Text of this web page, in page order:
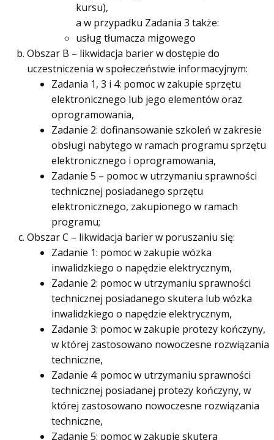
kursu),
a w przypadku Zadania 3 także:
usług tłumacza migowego
Obszar B – likwidacja barier w dostępie do
uczestniczenia w społeczeństwie informacyjnym:
Zadania 1, 3 i 4: pomoc w zakupie sprzętu
elektronicznego lub jego elementów oraz
oprogramowania,
Zadanie 2: dofinansowanie szkoleń w zakresie
obsługi nabytego w ramach programu sprzętu
elektronicznego i oprogramowania,
Zadanie 5 – pomoc w utrzymaniu sprawności
technicznej posiadanego sprzętu
elektronicznego, zakupionego w ramach
programu;
Obszar C – likwidacja barier w poruszaniu się:
Zadanie 1: pomoc w zakupie wózka
inwalidzkiego o napędzie elektrycznym,
Zadanie 2: pomoc w utrzymaniu sprawności
technicznej posiadanego skutera lub wózka
inwalidzkiego o napędzie elektrycznym,
Zadanie 3: pomoc w zakupie protezy kończyny,
w której zastosowano nowoczesne rozwiązania
techniczne,
Zadanie 4: pomoc w utrzymaniu sprawności
technicznej posiadanej protezy kończyny, w
której zastosowano nowoczesne rozwiązania
techniczne,
Zadanie 5: pomoc w zakupie skutera